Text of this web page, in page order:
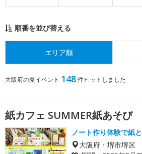
順番を並び替える
エリア順
大阪府の夏イベント 148件ヒットしました
紙カフェ SUMMER紙あそび
ノート作り体験で紙
大阪府・堺市堺区